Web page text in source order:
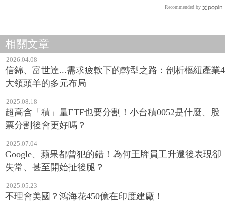
Recommended by
相關文章
2026.04.08
信錦、富世達...需求疲軟下的轉型之路：剖析樞紐產業4
大領頭羊的多元布局
2025.08.18
超高含「積」量ETF也要分割！小台積0052是什麼、股
票分割後會更好嗎？
2025.07.04
Google、蘋果都曾犯的錯！為何王牌員工升遷後表現卻
失常、甚至開始扯後腿？
2025.05.23
不理會美國？鴻海花450億在印度建廠！